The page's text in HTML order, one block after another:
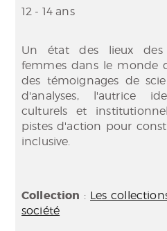
12 - 14 ans
Un état des lieux des
femmes dans le monde
des témoignages de
d'analyses, l'autrice
culturels et
pistes d'action pour
inclusive.
Collection : Les
société